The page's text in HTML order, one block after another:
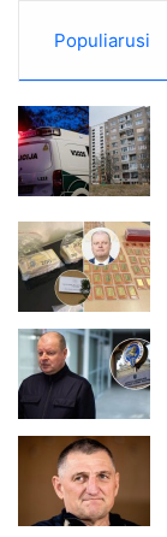
Populiarusi